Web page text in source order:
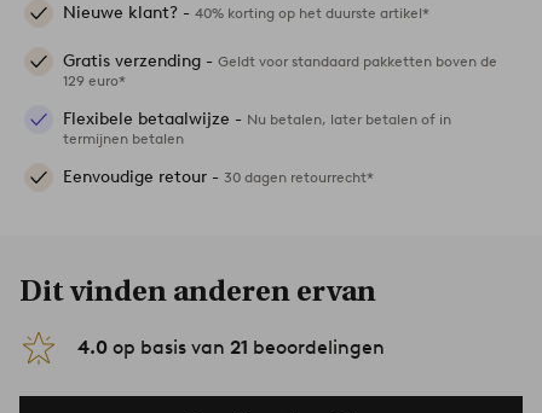
Nieuwe klant? - 40% korting op het duurste artikel*
Gratis verzending - Geldt voor standaard pakketten boven de
129 euro*
Flexibele betaalwijze - Nu betalen, later betalen of in
termijnen betalen
Eenvoudige retour - 30 dagen retourrecht*
Dit vinden anderen ervan
4.0 op basis van 21 beoordelingen